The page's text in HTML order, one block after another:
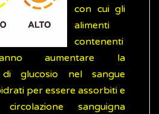
con cui gli
alimenti
contenenti
aumentare la
di glucosio nel sangue
per essere assorbiti e
sanguigna